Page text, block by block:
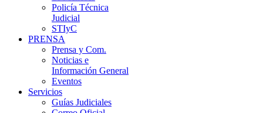
Policía Técnica
Judicial
STIyC
PRENSA
Prensa y Com.
Noticias e
Información General
Eventos
Servicios
Guías Judiciales